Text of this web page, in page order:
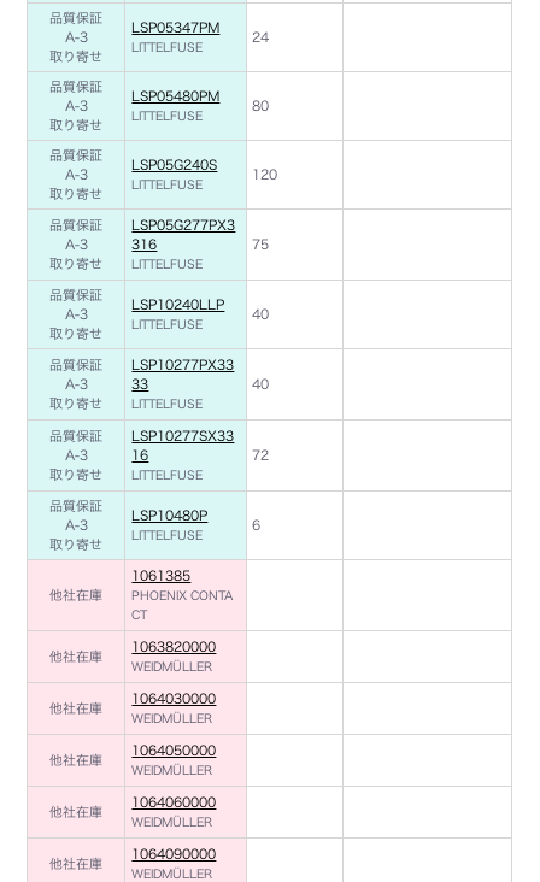
品質保証
A-3
取り寄せ
LSP05347PM
LITTELFUSE
24
品質保証
A-3
取り寄せ
LSP05480PM
LITTELFUSE
80
品質保証
A-3
取り寄せ
LSP05G240S
LITTELFUSE
120
品質保証
A-3
取り寄せ
LSP05G277PX3
316
LITTELFUSE
75
品質保証
A-3
取り寄せ
LSP10240LLP
LITTELFUSE
40
品質保証
A-3
取り寄せ
LSP10277PX33
33
LITTELFUSE
40
品質保証
A-3
取り寄せ
LSP10277SX33
16
LITTELFUSE
72
品質保証
A-3
取り寄せ
LSP10480P
LITTELFUSE
6
他社在庫
1061385
PHOENIX CONTA
CT
他社在庫
1063820000
WEIDMÜLLER
他社在庫
1064030000
WEIDMÜLLER
他社在庫
1064050000
WEIDMÜLLER
他社在庫
1064060000
WEIDMÜLLER
他社在庫
1064090000
WEIDMÜLLER